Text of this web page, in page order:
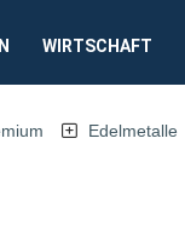
WIRTSCHAFT
Edelmetalle